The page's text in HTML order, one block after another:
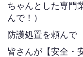
ちゃんとした専門
んで！）
防護処置を頼んで
皆さんが【安全・